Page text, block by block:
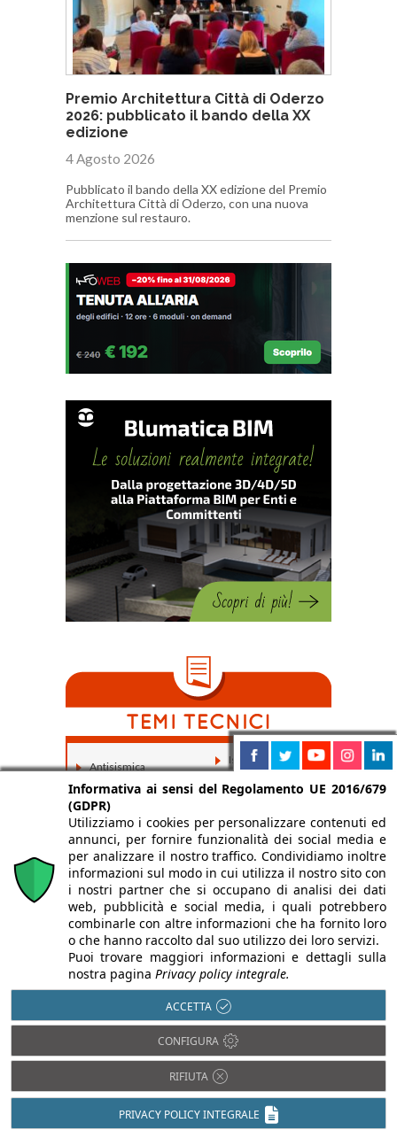
Premio Architettura Città di Oderzo
2026: pubblicato il bando della XX
edizione
4 Agosto 2026
Pubblicato il bando della XX edizione del Premio
Architettura Città di Oderzo, con una nuova
menzione sul restauro.
Antisismica
Barriere
Architettoniche
BIM
Domotica
Efficienza
energetica
Impiantistica
Isolamento acustico
Isolamento termico
Luce in Architettura
incendi
Restauro e
Ristrutturazioni
Sostenibilità e
Bioedilizia
Informativa ai sensi del Regolamento UE 2016/679
(GDPR)
Utilizziamo i cookies per personalizzare contenuti ed
annunci, per fornire funzionalità dei social media e
per analizzare il nostro traffico. Condividiamo inoltre
informazioni sul modo in cui utilizza il nostro sito con
i nostri partner che si occupano di analisi dei dati
web, pubblicità e social media, i quali potrebbero
combinarle con altre informazioni che ha fornito loro
o che hanno raccolto dal suo utilizzo dei loro servizi.
Puoi trovare maggiori informazioni e dettagli sulla
nostra pagina Privacy policy integrale.
ACCETTA
CONFIGURA
RIFIUTA
PRIVACY POLICY INTEGRALE